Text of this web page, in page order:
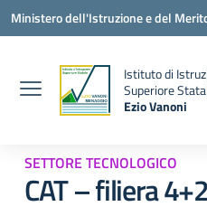
Vai ai contenuti
Vai al menu di navigazione
Vai al footer
Ministero dell'Istruzione e del
Istituto di
Superiore
Ezio Vanoni
SETTORE TECNOLOGICO
CAT – filiera 4+2